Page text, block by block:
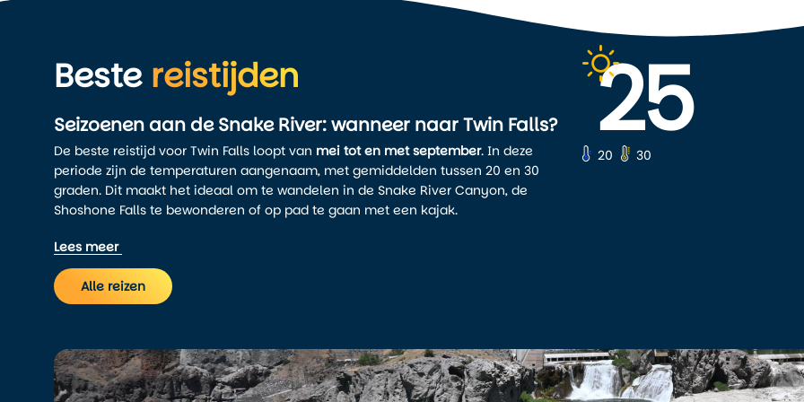
Beste reistijden
Seizoenen aan de Snake River: wanneer naar Twin Falls?
De beste reistijd voor Twin Falls loopt van mei tot en met september. In deze
periode zijn de temperaturen aangenaam, met gemiddelden tussen 20 en 30
graden. Dit maakt het ideaal om te wandelen in de Snake River Canyon, de
Shoshone Falls te bewonderen of op pad te gaan met een kajak.
Juli en augustus zijn de warmste maanden, met temperaturen die soms oplopen tot
dan je misschien verwacht. Bovendien hebben de watervallen dan vaak nog een
indrukwekkend waterdebiet dankzij smeltwater uit de bergen.
is het waterpeil van de watervallen op zijn hoogst.
De wintermaanden zijn koud, met gemiddelde maxima rond 4 tot 6 graden, en er
Lees meer
Alle reizen
25
20 30